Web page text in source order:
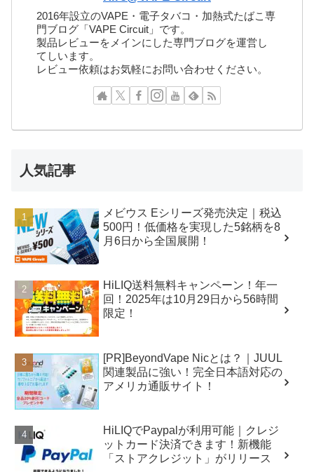
2016年設立のVAPE・電子タバコ・加熱式たばこ専
門ブログ「VAPE Circuit」です。
製品レビューをメインにした専門ブログを運営し
てしいます。
レビュー依頼はお気軽にお問い合わせください。
人気記事
メビウス Eシリーズ発売決定｜税込
500円！低価格を実現した5銘柄を8
月6日から全国展開！
HiLIQ送料無料キャンペーン！年一
回！2025年は10月29日から56時間
限定！
[PR]BeyondVape Nicとは？｜JUUL
関連製品に強い！完全日本語対応の
アメリカ通販サイト！
HiLIQでPaypalが利用可能｜クレジ
ットカード決済できます！新機能
「ストアクレジット」がリリース